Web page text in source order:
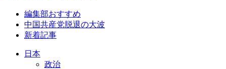
編集部おすすめ
中国共産党脱退の大波
新着記事
日本
政治